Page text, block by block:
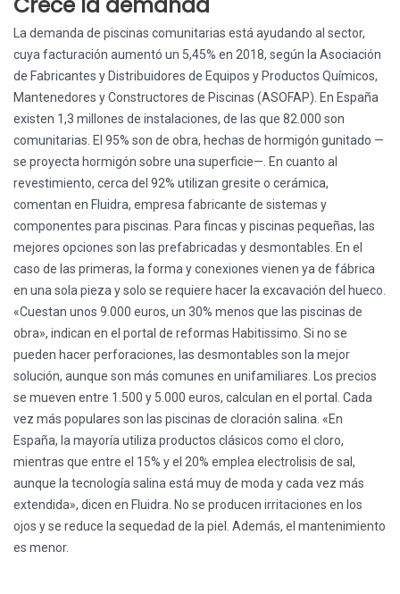
La demanda de piscinas comunitarias está ayudando al sector,
cuya facturación aumentó un 5,45% en 2018, según la Asociación
de Fabricantes y Distribuidores de Equipos y Productos Químicos,
Mantenedores y Constructores de Piscinas (ASOFAP). En España
existen 1,3 millones de instalaciones, de las que 82.000 son
comunitarias. El 95% son de obra, hechas de hormigón gunitado —
se proyecta hormigón sobre una superficie—. En cuanto al
revestimiento, cerca del 92% utilizan gresite o cerámica,
comentan en Fluidra, empresa fabricante de sistemas y
componentes para piscinas. Para fincas y piscinas pequeñas, las
mejores opciones son las prefabricadas y desmontables. En el
caso de las primeras, la forma y conexiones vienen ya de fábrica
en una sola pieza y solo se requiere hacer la excavación del hueco.
«Cuestan unos 9.000 euros, un 30% menos que las piscinas de
obra», indican en el portal de reformas Habitissimo. Si no se
pueden hacer perforaciones, las desmontables son la mejor
solución, aunque son más comunes en unifamiliares. Los precios
se mueven entre 1.500 y 5.000 euros, calculan en el portal. Cada
vez más populares son las piscinas de cloración salina. «En
España, la mayoría utiliza productos clásicos como el cloro,
mientras que entre el 15% y el 20% emplea electrolisis de sal,
aunque la tecnología salina está muy de moda y cada vez más
extendida», dicen en Fluidra. No se producen irritaciones en los
ojos y se reduce la sequedad de la piel. Además, el mantenimiento
es menor.